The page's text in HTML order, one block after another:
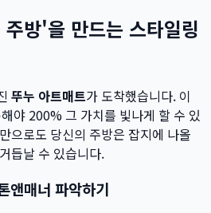
방'을 만드는 스타일링
뚜누 아트매트가 도착했습니다. 이
야 200% 그 가치를 빛나게 할 수 있
으로도 당신의 주방은 잡지에 나올
듭날 수 있습니다.
매너 파악하기